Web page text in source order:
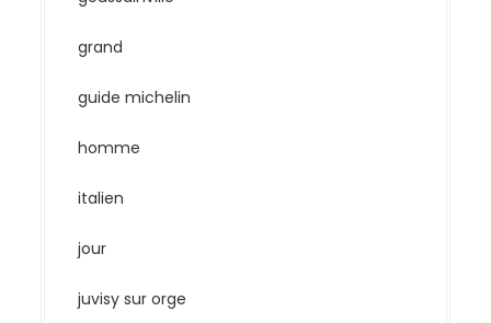
grand
guide michelin
homme
italien
jour
juvisy sur orge